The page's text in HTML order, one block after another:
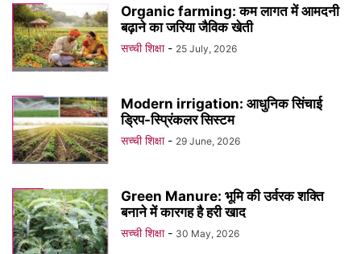
Organic farming: कम लागत में आमदनी
बढ़ाने का जरिया जैविक खेती
सच्ची शिक्षा - 25 July, 2026
Modern irrigation: आधुनिक सिंचाई
ड्रिप-स्प्रिंकलर सिस्टम
सच्ची शिक्षा - 29 June, 2026
Green Manure: भूमि की उर्वरक शक्ति
बनाने में कारगह है हरी खाद
सच्ची शिक्षा - 30 May, 2026